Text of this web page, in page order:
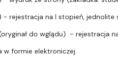
rejestracja na I stopień, jednolite
do wglądu) - rejestracja
formie elektroniczej.